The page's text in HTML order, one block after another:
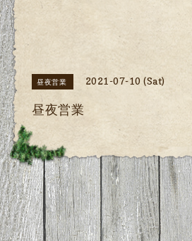
昼夜営業 2021-07-10 (Sat)
昼夜営業